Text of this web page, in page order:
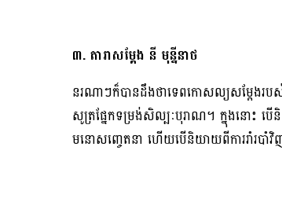
៣. តារាសម្ដែង នី មុន្នីនាថ
នរណាៗក៏បានដឹងថាទេពកោសល្យសម្ដែងរបស់
សូត្រផ្នែកទម្រង់សិល្បៈបុរាណ។ ក្នុងនោះ ប
មនោសញ្ចេតនា ហើយបើនិយាយពីការរាំរប